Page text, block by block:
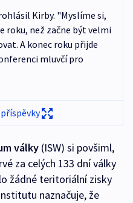
Kirby. "Myslíme si,
roku, než začne být velmi
A konec roku přijde
mluvčí pro
války (ISW) si povšiml,
za celých 133 dní války
žádné teritoriální zisky
naznačuje, že